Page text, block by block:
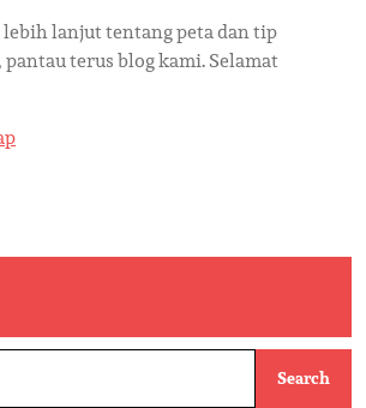
lanjut tentang peta dan tip
terus blog kami. Selamat
Search